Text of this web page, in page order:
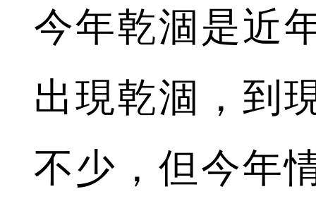
今年乾涸是近
出現乾涸，到
不少，但今年